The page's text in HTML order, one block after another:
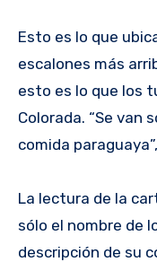
Esto es lo que
escalones más
esto es lo que los
Colorada. “Se van
comida
La lectura de la
sólo el nombre de
descripción de su